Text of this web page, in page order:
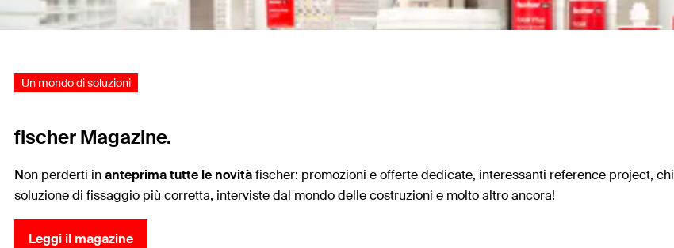
Un mondo di soluzioni
fischer Magazine.
Non perderti inanteprima tutte le novitàfischer: promozioni e offerte dedicate, interessanti reference project,
soluzione di fissaggio più corretta, interviste dal mondo delle costruzioni e molto altro ancora!
Leggi il magazine